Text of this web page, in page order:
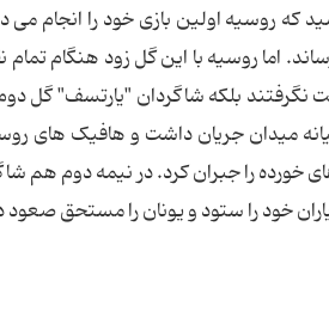
که روسیه اولین بازی خود را انجام
روس اولین گل بازی را در دقیقه 2 به ثمر برساند. اما روسیه با این گل
شود بازی در میانه میدان جریان داشت و هافیک
این وریزاس بود که در دقیقه 43 یکی از گل های خورده را جبران کرد. در
یاران خود را ستود و یونان را مستحق